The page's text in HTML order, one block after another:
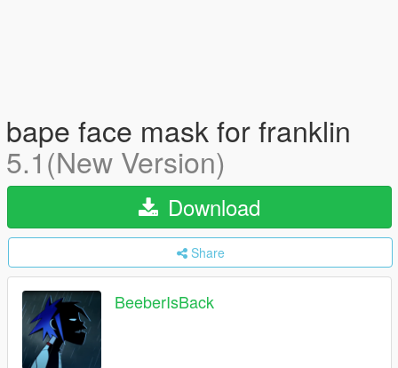
bape face mask for franklin
5.1(New Version)
Download
Share
BeeberIsBack